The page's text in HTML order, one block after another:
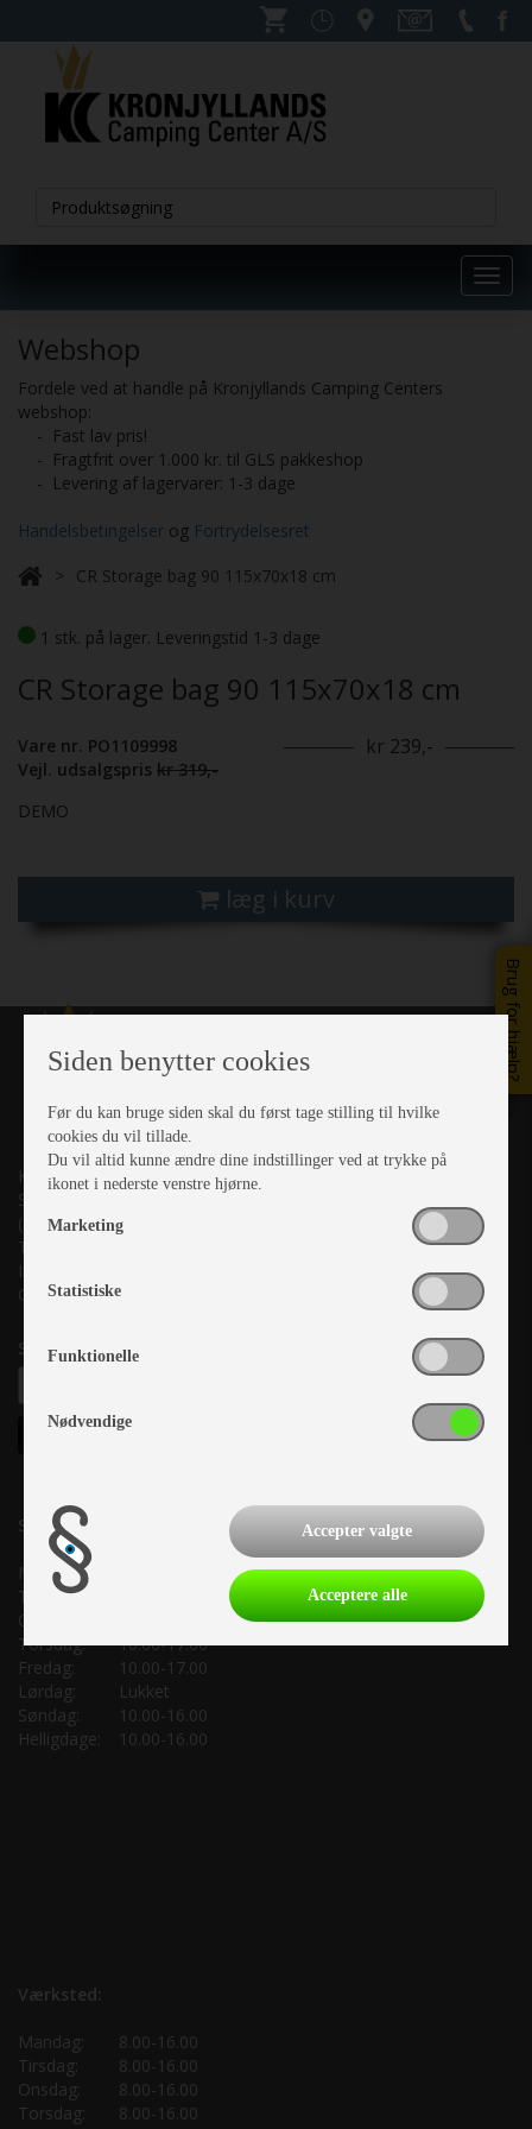
Brug for hjælp?
Webshop
Fordele ved at handle på Kronjyllands Camping Centers
webshop:
- Fast lav pris!
- Fragtfrit over 1.000 kr. til GLS pakkeshop
- Levering af lagervarer: 1-3 dage
Handelsbetingelser og Fortrydelsesret
CR Storage bag 90 115x70x18 cm
1 stk. på lager. Leveringstid 1-3 dage
CR Storage bag 90 115x70x18 cm
Vare nr. PO1109998
Vejl. udsalgspris kr 319,-
kr 239,-
DEMO
læg i kurv
Kronjyllands Camping Center A/S
Suderholmen 10, 8960 Randers SØ
(Lige ud til Grenåvej)
Tlf. +45 87 10 98 70
Info@as-kcc.dk
CVR: 33 38 77 33
Samtykke til nyhedsbrev
Salgsafdeling:
Mandag:
Tirsdag:
Onsdag:
Torsdag:
10.00-17.00
Fredag:
10.00-17.00
Lørdag:
Lukket
Søndag:
10.00-16.00
Helligdage:
10.00-16.00
Værksted:
Mandag:
8.00-16.00
Tirsdag:
8.00-16.00
Onsdag:
8.00-16.00
Torsdag:
8.00-16.00
Siden benytter cookies
Før du kan bruge siden skal du først tage stilling til hvilke
cookies du vil tillade.
Du vil altid kunne ændre dine indstillinger ved at trykke på
ikonet i nederste venstre hjørne.
Marketing
Statistiske
Funktionelle
Nødvendige
Accepter valgte
Acceptere alle